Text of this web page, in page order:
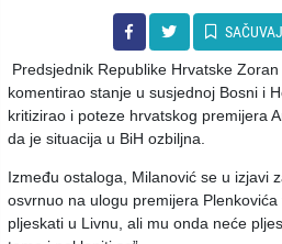
SAČUVAJ
Predsjednik Republike Hrvatske
komentirao stanje u susjednoj Bosni i
kritizirao i poteze hrvatskog premijera
da je situacija u BiH ozbiljna.
Između ostaloga, Milanović se u izjavi
osvrnuo na ulogu premijera
pljeskati u Livnu, ali mu onda neće